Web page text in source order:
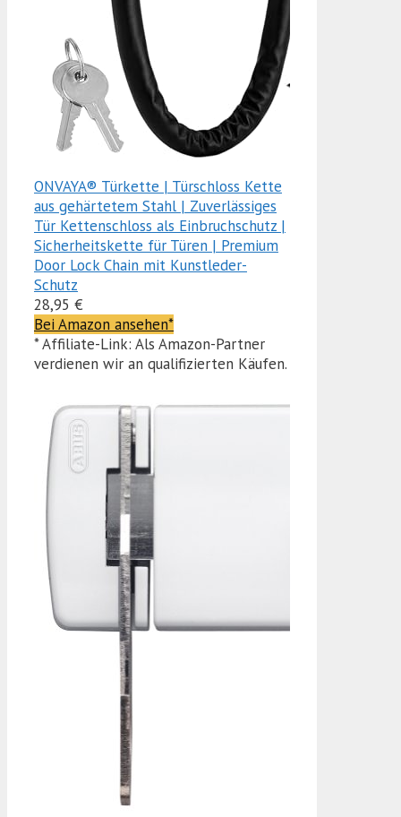
ONVAYA® Türkette | Türschloss Kette
aus gehärtetem Stahl | Zuverlässiges
Tür Kettenschloss als Einbruchschutz |
Sicherheitskette für Türen | Premium
Door Lock Chain mit Kunstleder-
Schutz
28,95 €
Bei Amazon ansehen*
* Affiliate-Link: Als Amazon-Partner
verdienen wir an qualifizierten Käufen.